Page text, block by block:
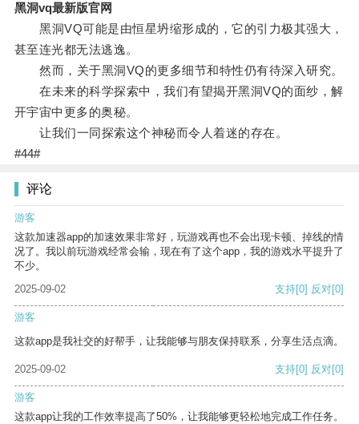
黑洞vq最新版官网
黑洞VQ可能是由恒星坍缩形成的，它的引力极其强大，
甚至连光都无法逃逸。
然而，关于黑洞VQ的更多细节和特性仍有待深入研究。
在未来的科学探索中，我们有望揭开黑洞VQ的面纱，解
开宇宙中更多的奥秘。
让我们一同探索这个神秘而令人着迷的存在。
#44#
评论
游客
这款加速器app的加速效果非常好，玩游戏再也不会出现卡顿、掉线的情
况了。我以前玩游戏经常会输，现在有了这个app，我的游戏水平提升了
不少。
2025-09-02
支持[0] 反对[0]
游客
这款app是我社交的好帮手，让我能够与朋友保持联系，分享生活点滴。
2025-09-02 支持[0] 反对[0]
游客
这款app让我的工作效率提高了50%，让我能够更轻松地完成工作任务。